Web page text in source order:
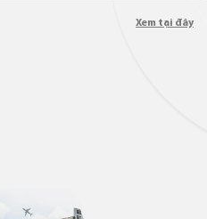
Xem tại đây